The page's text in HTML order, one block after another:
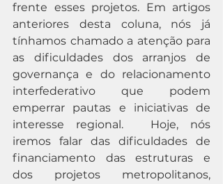
frente esses projetos. Em artigos
anteriores desta coluna, nós já
tínhamos chamado a atenção para
as dificuldades dos arranjos de
governança e do relacionamento
interfederativo que podem
emperrar pautas e iniciativas de
interesse regional. 	Hoje, nós
iremos falar das dificuldades de
financiamento das estruturas e
dos projetos metropolitanos,